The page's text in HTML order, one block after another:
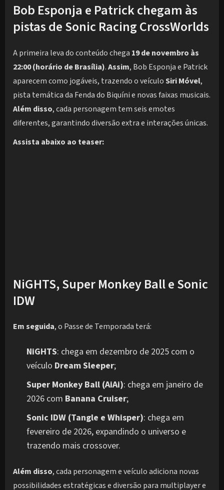
Bob Esponja e Patrick chegam às
pistas de Sonic Racing CrossWorlds
A primeira leva do conteúdo chega 19 de novembro às
22:00 (horário de Brasília).Assim, Bob Esponja e Patrick
aparecem como jogáveis, trazendo o veículoSiri Móvel,
pista temática da Fenda do Biquíni e novas faixas musicais.
Além disso, cada personagem tem seis emotes
diferentes, garantindo diversão extra e interações únicas.
Assista abaixo ao teaser:
NiGHTS, Super Monkey Ball e Sonic
IDW
Em seguida, o Passe de Temporada terá:
NiGHTS: chega em dezembro de 2025 com o
veículo Dream Sleeper;
Super Monkey Ball (AiAi): chega em janeiro de
2026 com Banana Cruiser;
Sonic IDW (Tangle e Whisper): chega em
fevereiro de 2026, expandindo o universo e
trazendo mais crossover.
Além disso, cada personagem e veículo adiciona novas
possibilidades estratégicas e diversão para multiplayer e